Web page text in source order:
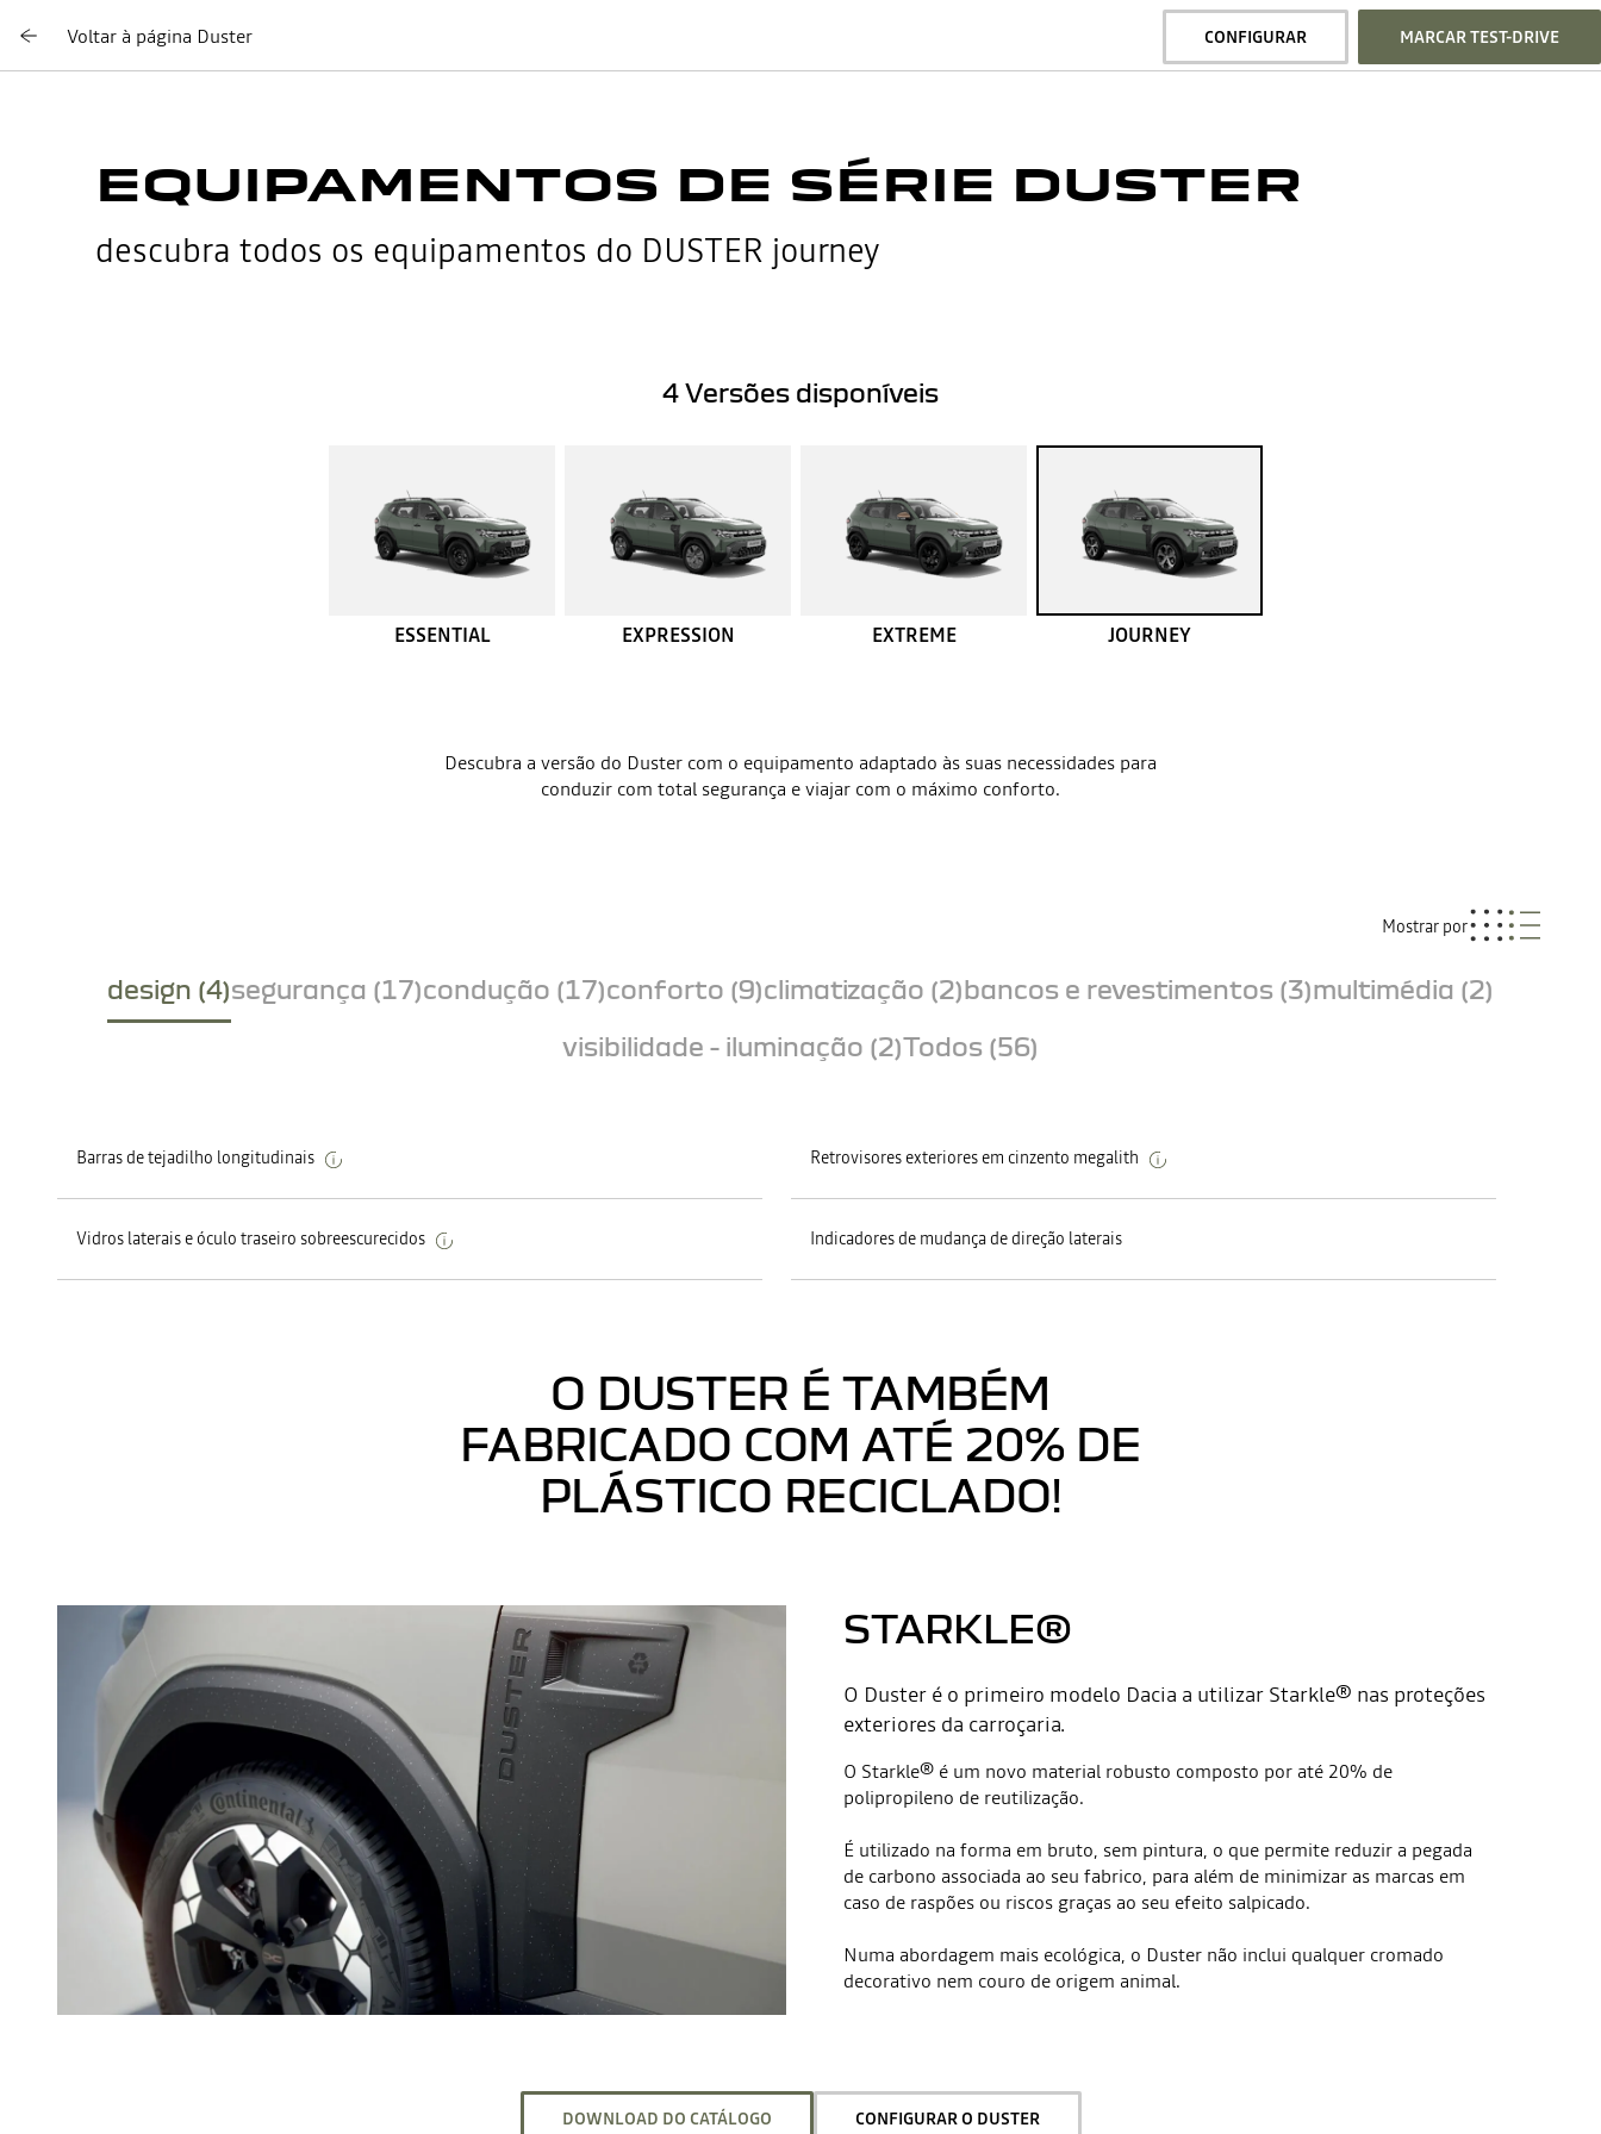
Voltar à página Duster CONFIGURAR MARCAR TEST-DRIVE
EQUIPAMENTOS DE SÉRIE DUSTER
descubra todos os equipamentos do DUSTER journey
4 Versões disponíveis
ESSENTIAL EXPRESSION EXTREME JOURNEY
Descubra a versão do Duster com o equipamento adaptado às suas necessidades para
conduzir com total segurança e viajar com o máximo conforto.
Mostrar por
design (4)segurança (17)condução (17)conforto (9)climatização (2)bancos e revestimentos (3)multimédia (2)
visibilidade - iluminação (2)Todos (56)
Barras de tejadilho longitudinais Retrovisores exteriores em cinzento megalith
Vidros laterais e óculo traseiro sobreescurecidos Indicadores de mudança de direção laterais
O DUSTER É TAMBÉM
FABRICADO COM ATÉ 20% DE
PLÁSTICO RECICLADO!
STARKLE®
O Duster é o primeiro modelo Dacia a utilizar Starkle® nas proteções
exteriores da carroçaria.
O Starkle® é um novo material robusto composto por até 20% de
polipropileno de reutilização.
É utilizado na forma em bruto, sem pintura, o que permite reduzir a pegada
de carbono associada ao seu fabrico, para além de minimizar as marcas em
caso de raspões ou riscos graças ao seu efeito salpicado.
Numa abordagem mais ecológica, o Duster não inclui qualquer cromado
decorativo nem couro de origem animal.
DOWNLOAD DO CATÁLOGO CONFIGURAR O DUSTER